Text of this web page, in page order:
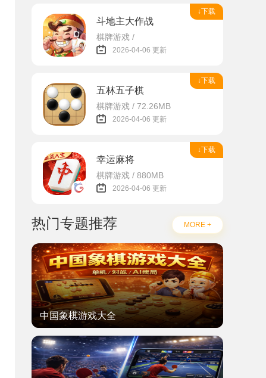
↓下载
斗地主大作战
棋牌游戏 /
2026-04-06 更新
↓下载
五林五子棋
棋牌游戏 / 72.26MB
2026-04-06 更新
↓下载
幸运麻将
棋牌游戏 / 880MB
2026-04-06 更新
热门专题推荐 MORE +
中国象棋游戏大全